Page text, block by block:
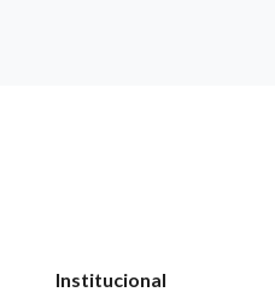
Institucional